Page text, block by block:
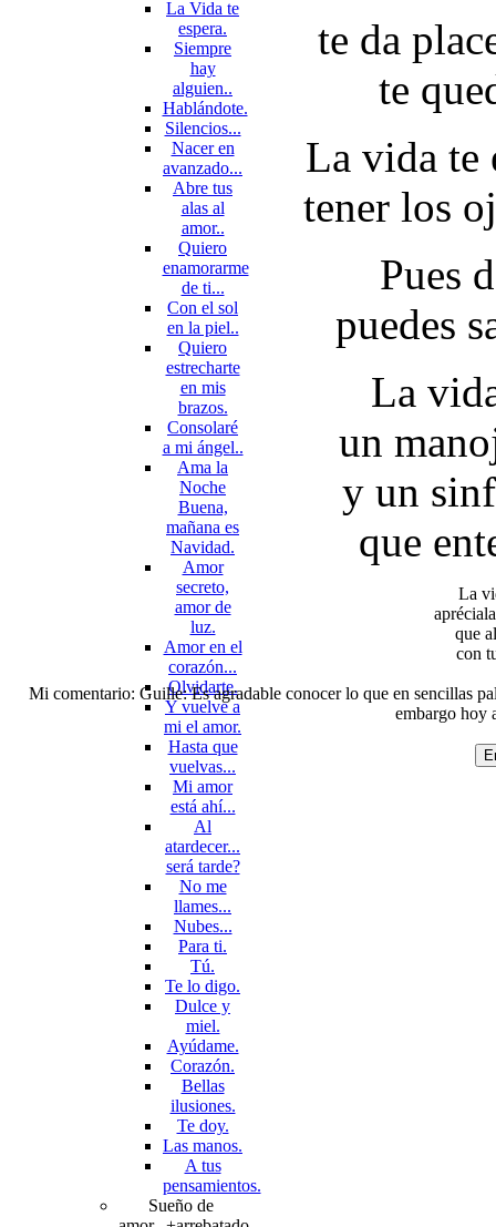
La Vida te
espera.
Siempre
hay
alguien..
Hablándote.
Silencios...
Nacer en
avanzado...
Abre tus
alas al
amor..
Quiero
enamorarme
de ti...
Con el sol
en la piel..
Quiero
estrecharte
en mis
brazos.
Consolaré
a mi ángel..
Ama la
Noche
Buena,
mañana es
Navidad.
Amor
secreto,
amor de
luz.
Amor en el
corazón...
Olvidarte.
Y vuelve a
mi el amor.
Hasta que
vuelvas...
Mi amor
está ahí...
Al
atardecer...
será tarde?
No me
llames...
Nubes...
Para ti.
Tú.
Te lo digo.
Dulce y
miel.
Ayúdame.
Corazón.
Bellas
ilusiones.
Te doy.
Las manos.
A tus
pensamientos.
Sueño de
te da
te
La vida te
tener los
Pues
puedes
La
un
y un
que
La
que
con
Mi comentario: Guille: Es agradable conocer lo que en sencillas
embargo hoy